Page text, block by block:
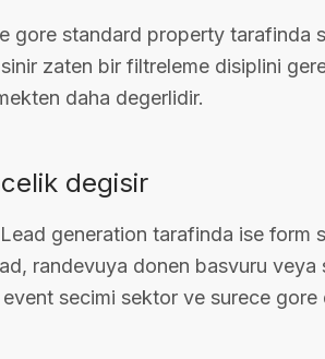
gore standard property tarafinda
zaten bir filtreleme disiplini
daha degerlidir.
degisir
generation tarafinda ise form
randevuya donen basvuru
secimi sektor ve surece gore